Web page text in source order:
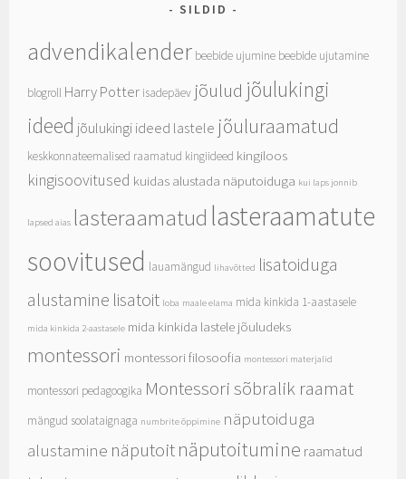
SILDID
advendikalender beebide ujumine beebide ujutamine
blogroll Harry Potter isadepäev jõulud jõulukingi
ideed jõulukingi ideed lastele jõuluraamatud
keskkonnateemalised raamatud kingiideed kingiloos
kingisoovitused kuidas alustada näputoiduga kui laps jonnib
lapsed aias lasteraamatud lasteraamatute
soovitused lauamängud lihavõtted lisatoiduga
alustamine lisatoit loba maale elama mida kinkida 1-aastasele
mida kinkida 2-aastasele mida kinkida lastele jõuludeks
montessori montessori filosoofia montessori materjalid
montessori pedagoogika Montessori sõbralik raamat
mängud soolataignaga numbrite õppimine näputoiduga
alustamine näputoitnäputoitumine raamatud